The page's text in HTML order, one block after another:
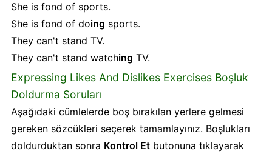
She is fond of sports.
She is fond of doing sports.
They can't stand TV.
They can't stand watching TV.
Expressing Likes And Dislikes Exercises Boşluk
Doldurma Soruları
Aşağıdaki cümlelerde boş bırakılan yerlere gelmesi
gereken sözcükleri seçerek tamamlayınız. Boşlukları
doldurduktan sonra Kontrol Etbutonuna tıklayarak